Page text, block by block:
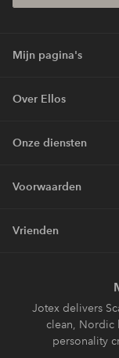
Mijn pagina's
Over Ellos
Onze diensten
Voorwaarden
Vrienden
Jotex delivers
clean, Nordic
personality